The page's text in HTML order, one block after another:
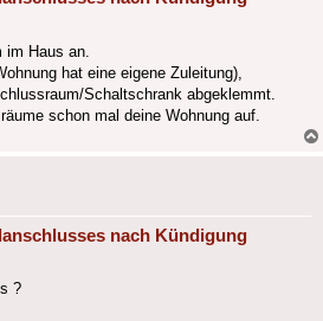
Haus an.
hat eine eigene Zuleitung),
Schaltschrank abgeklemmt.
schon mal deine Wohnung auf.
nach Kündigung
?